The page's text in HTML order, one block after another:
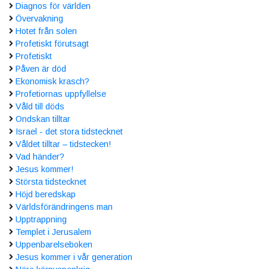
Diagnos för världen
Övervakning
Hotet från solen
Profetiskt förutsagt
Profetiskt
Påven är död
Ekonomisk krasch?
Profetiornas uppfyllelse
Våld till döds
Ondskan tilltar
Israel - det stora tidstecknet
Våldet tilltar – tidstecken!
Vad händer?
Jesus kommer!
Största tidstecknet
Höjd beredskap
Världsförändringens man
Upptrappning
Templet i Jerusalem
Uppenbarelseboken
Jesus kommer i vår generation